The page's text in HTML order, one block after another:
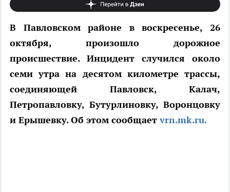
В Павловском районе в воскресенье, 26
октября, произошло дорожное
происшествие. Инцидент случился около
семи утра на десятом километре трассы,
соединяющей Павловск, Калач,
Петропавловку, Бутурлиновку, Воронцовку
и Ерышевку. Об этом сообщаетvrn.mk.ru.